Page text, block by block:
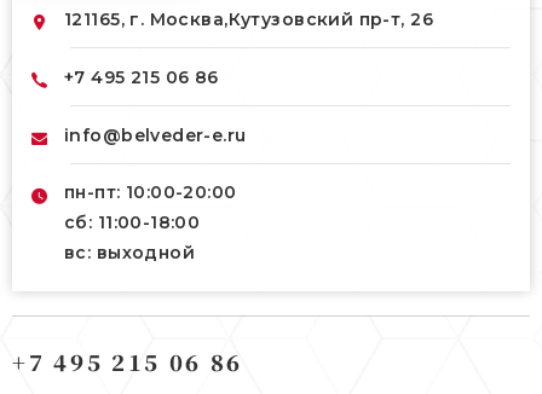
121165, г. Москва,Кутузовский пр-т, 26
+7 495 215 06 86
info@belveder-e.ru
пн-пт: 10:00-20:00
сб: 11:00-18:00
вс: выходной
Берсеневский переулок, 3/10с7
+7 495 215 06 86